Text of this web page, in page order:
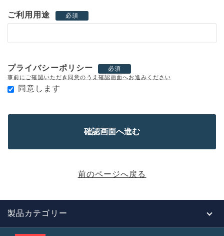
ご利用用途 必須
プライバシーポリシー 必須
事前にご確認いただき同意のうえ確認画面へお進みください
同意します
前のページへ戻る
製品カテゴリー